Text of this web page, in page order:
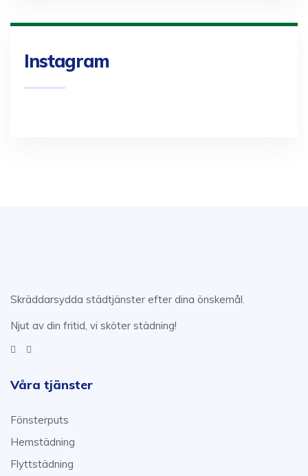
Instagram
Skräddarsydda städtjänster efter dina önskemål.
Njut av din fritid, vi sköter städning!
Våra tjänster
Fönsterputs
Hemstädning
Flyttstädning